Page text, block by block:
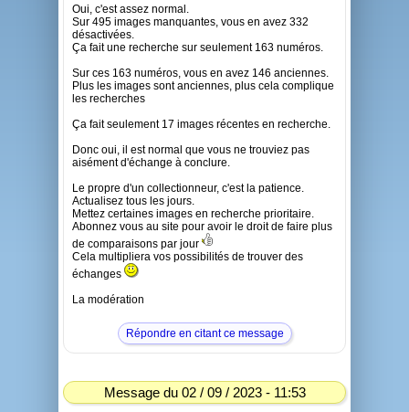
Oui, c'est assez normal.
Sur 495 images manquantes, vous en avez 332
désactivées.
Ça fait une recherche sur seulement 163 numéros.
Sur ces 163 numéros, vous en avez 146 anciennes.
Plus les images sont anciennes, plus cela complique
les recherches
Ça fait seulement 17 images récentes en recherche.
Donc oui, il est normal que vous ne trouviez pas
aisément d'échange à conclure.
Le propre d'un collectionneur, c'est la patience.
Actualisez tous les jours.
Mettez certaines images en recherche prioritaire.
Abonnez vous au site pour avoir le droit de faire plus
de comparaisons par jour
Cela multipliera vos possibilités de trouver des
échanges
La modération
Répondre en citant ce message
Message du 02 / 09 / 2023 - 11:53